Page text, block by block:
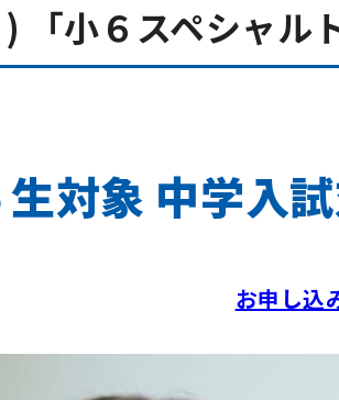
「小６スペシャル
対象 中学入
お申し込